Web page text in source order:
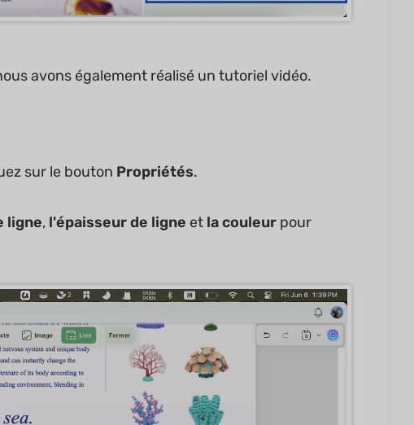
avons également réalisé un tutoriel vidéo.
sur le bouton Propriétés.
ligne, l'épaisseur de ligne et la couleurpour